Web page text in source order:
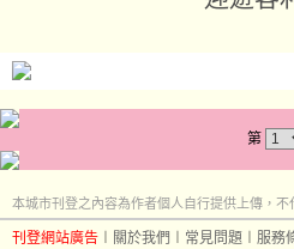
第
本城市刊登之內容為作者個人自行提供上傳，不
刊登網站廣告 關於我們 常見問題 服務